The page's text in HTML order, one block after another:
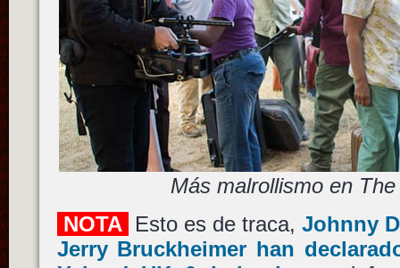
Más malrollismo en
NOTA Esto es de traca,Johnny
Jerry Bruckheimer han